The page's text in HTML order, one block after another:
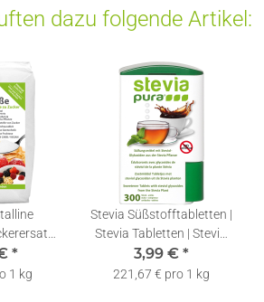
dazu folgende Artikel:
|
Erythrit
| 1kg
*
1 kg
Stevia Süßstofftabletten |
Stevia Tabletten | Stevia
Tabs im Spender | 300
3,99 € *
221,67 € pro 1 kg